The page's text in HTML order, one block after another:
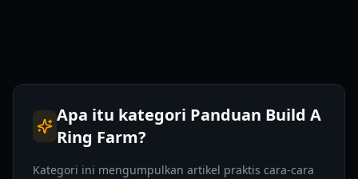
Apa itu kategori Panduan Build A
Ring Farm?
Kategori ini mengumpulkan artikel praktis cara-cara